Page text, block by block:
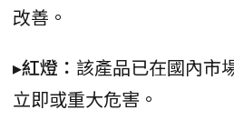
改善。
▸紅燈： 該產品已在國內市
立即或重大危害。